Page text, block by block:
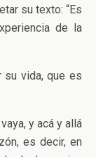
su texto: “Es
de la
su vida, que es
y acá y allá
es decir, en